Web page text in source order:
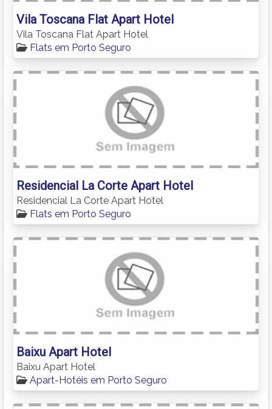
Vila Toscana Flat Apart Hotel
Vila Toscana Flat Apart Hotel
Flats em Porto Seguro
Residencial La Corte Apart Hotel
Residencial La Corte Apart Hotel
Flats em Porto Seguro
Baixu Apart Hotel
Baixu Apart Hotel
Apart-Hotéis em Porto Seguro